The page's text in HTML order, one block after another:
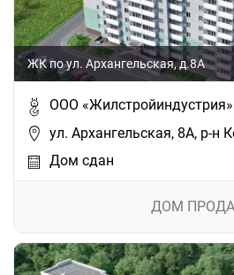
ЖК по ул. Архангельская, д.8А
ООО «Жилстройиндустрия»
ул. Архангельская, 8А, р-н
Дом сдан
ДОМ